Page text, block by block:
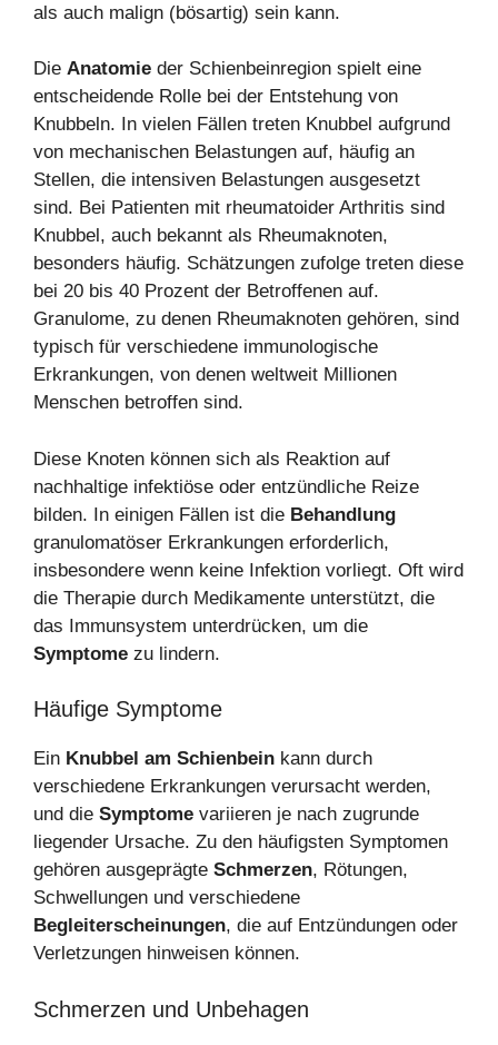
als auch malign (bösartig) sein kann.
Die Anatomie der Schienbeinregion spielt eine
entscheidende Rolle bei der Entstehung von
Knubbeln. In vielen Fällen treten Knubbel aufgrund
von mechanischen Belastungen auf, häufig an
Stellen, die intensiven Belastungen ausgesetzt
sind. Bei Patienten mit rheumatoider Arthritis sind
Knubbel, auch bekannt als Rheumaknoten,
besonders häufig. Schätzungen zufolge treten diese
bei 20 bis 40 Prozent der Betroffenen auf.
Granulome, zu denen Rheumaknoten gehören, sind
typisch für verschiedene immunologische
Erkrankungen, von denen weltweit Millionen
Menschen betroffen sind.
Diese Knoten können sich als Reaktion auf
nachhaltige infektiöse oder entzündliche Reize
bilden. In einigen Fällen ist die Behandlung
granulomatöser Erkrankungen erforderlich,
insbesondere wenn keine Infektion vorliegt. Oft wird
die Therapie durch Medikamente unterstützt, die
das Immunsystem unterdrücken, um die
Symptome zu lindern.
Häufige Symptome
Ein Knubbel am Schienbein kann durch
verschiedene Erkrankungen verursacht werden,
und die Symptome variieren je nach zugrunde
liegender Ursache. Zu den häufigsten Symptomen
gehören ausgeprägte Schmerzen, Rötungen,
Schwellungen und verschiedene
Begleiterscheinungen, die auf Entzündungen oder
Verletzungen hinweisen können.
Schmerzen und Unbehagen